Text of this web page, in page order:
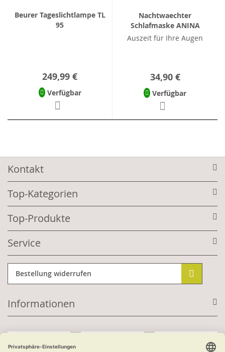
Beurer Tageslichtlampe TL
95
249,99 €
Verfügbar
Nachtwaechter
Schlafmaske ANINA
Auszeit für Ihre Augen
34,90 €
Verfügbar
Kontakt
Top-Kategorien
Top-Produkte
Service
Bestellung widerrufen
Informationen